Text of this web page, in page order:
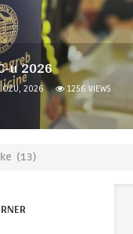
u 2026
2026 1256 VIEWS